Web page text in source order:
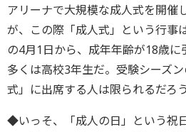
アリーナで大規模な成人式を開催
が、この際「成人式」という行事
の4月1日から、成年年齢が18歳
多くは高校3年生だ。受験シーズ
式」に出席する人は限られるだろう
◆いっそ、「成人の日」という祝